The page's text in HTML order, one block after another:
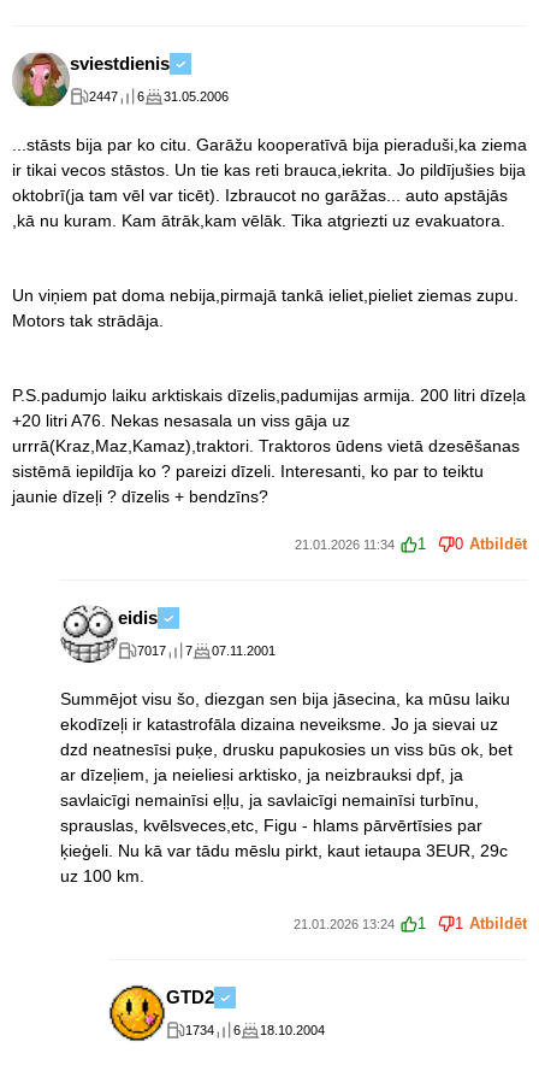
sviestdienis
2447 6 31.05.2006
...stāsts bija par ko citu. Garāžu kooperatīvā bija pieraduši,ka ziema
ir tikai vecos stāstos. Un tie kas reti brauca,iekrita. Jo pildījušies bija
oktobrī(ja tam vēl var ticēt). Izbraucot no garāžas... auto apstājās
,kā nu kuram. Kam ātrāk,kam vēlāk. Tika atgriezti uz evakuatora.
Un viņiem pat doma nebija,pirmajā tankā ieliet,pieliet ziemas zupu.
Motors tak strādāja.
P.S.padumjo laiku arktiskais dīzelis,padumijas armija. 200 litri dīzeļa
+20 litri A76. Nekas nesasala un viss gāja uz
urrrā(Kraz,Maz,Kamaz),traktori. Traktoros ūdens vietā dzesēšanas
sistēmā iepildīja ko ? pareizi dīzeli. Interesanti, ko par to teiktu
jaunie dīzeļi ? dīzelis + bendzīns?
21.01.2026 11:34 1 0 Atbildēt
eidis
7017 7 07.11.2001
Summējot visu šo, diezgan sen bija jāsecina, ka mūsu laiku
ekodīzeļi ir katastrofāla dizaina neveiksme. Jo ja sievai uz
dzd neatnesīsi puķe, drusku papukosies un viss būs ok, bet
ar dīzeļiem, ja neieliesi arktisko, ja neizbrauksi dpf, ja
savlaicīgi nemainīsi eļļu, ja savlaicīgi nemainīsi turbīnu,
sprauslas, kvēlsveces,etc, Figu - hlams pārvērtīsies par
ķieģeli. Nu kā var tādu mēslu pirkt, kaut ietaupa 3EUR, 29c
uz 100 km.
21.01.2026 13:24 1 1 Atbildēt
GTD2
1734 6 18.10.2004